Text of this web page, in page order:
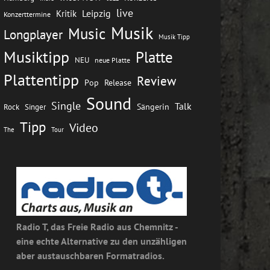
Konzerttermine Kritik Leipzig live
Longplayer Music Musik Musik Tipp
Musiktipp NEU neue Platte Platte
Plattentipp Pop Release Review
Rock Singer Single Sound Sängerin Talk
The Tipp Tour Video
Radio T, das Freie Radio aus Chemnitz -
eine echte Alternative zu den unzähligen
aber austauschbaren Formatradios.